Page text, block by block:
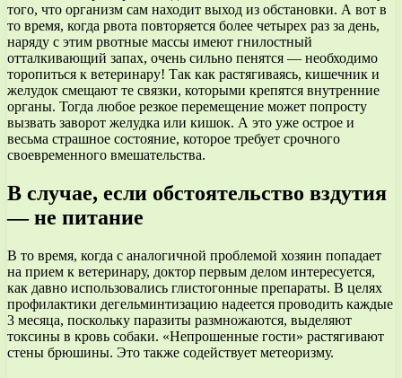
того, что организм сам находит выход из обстановки. А вот в
то время, когда рвота повторяется более четырех раз за день,
наряду с этим рвотные массы имеют гнилостный
отталкивающий запах, очень сильно пенятся — необходимо
торопиться к ветеринару! Так как растягиваясь, кишечник и
желудок смещают те связки, которыми крепятся внутренние
органы. Тогда любое резкое перемещение может попросту
вызвать заворот желудка или кишок. А это уже острое и
весьма страшное состояние, которое требует срочного
своевременного вмешательства.
В случае, если обстоятельство вздутия
— не питание
В то время, когда с аналогичной проблемой хозяин попадает
на прием к ветеринару, доктор первым делом интересуется,
как давно использовались глистогонные препараты. В целях
профилактики дегельминтизацию надеется проводить каждые
3 месяца, поскольку паразиты размножаются, выделяют
токсины в кровь собаки. «Непрошенные гости» растягивают
стены брюшины. Это также содействует метеоризму.